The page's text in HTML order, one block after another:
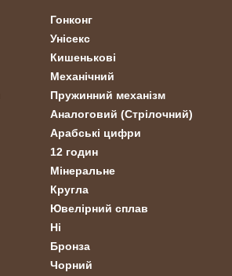
Гонконг
Унісекс
Кишенькові
Механічний
Пружинний механізм
Аналоговий (Стрілочний)
Арабські цифри
12 годин
Мінеральне
Кругла
Ювелірний сплав
Ні
Бронза
Чорний